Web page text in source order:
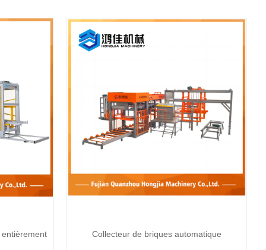
Collecteur de briques automatique